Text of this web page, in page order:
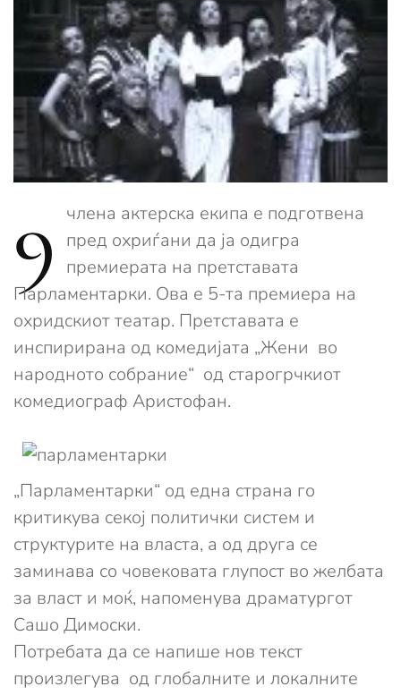
9
члена актерска екипа е подготвена
пред охриѓани да ја одигра
премиерата на претставата
Парламентарки. Ова е 5-та премиера на
охридскиот театар. Претставата е
инспирирана од комедијата „Жени во
народното собрание“ од старогрчкиот
комедиограф Аристофан.
„Парламентарки“ од една страна го
критикува секој политички систем и
структурите на власта, а од друга се
заминава со човековата глупост во желбата
за власт и моќ, напоменува драматургот
Сашо Димоски.
Потребата да се напише нов текст
произлегува од глобалните и локалните